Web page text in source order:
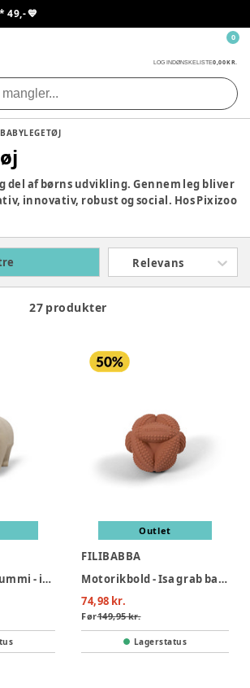
💙
LOG INDØNSKELISTE0,00 KR.
0
BABYLEGETØJ
del af børns udvikling. Gennem leg bliver
innovativ, robust og social. Hos Pixizoo
legetøj til både babyer og børn.
Relevans
27 produkter
Bidedyr i naturgummi - isbjørnen polly
Outlet
FILIBABBA
Motorikbold - Isa grab ball Melon
74,98 kr.
Før149,95 kr.
Lagerstatus